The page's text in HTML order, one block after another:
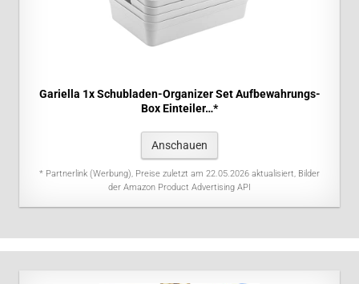
Gariella 1x Schubladen-Organizer Set Aufbewahrungs-
Box Einteiler…*
Anschauen
* Partnerlink (Werbung), Preise zuletzt am 22.05.2026 aktualisiert, Bilder
der Amazon Product Advertising API